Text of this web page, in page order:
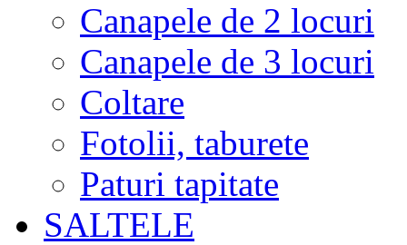
Canapele de 2 locuri
Canapele de 3 locuri
Coltare
Fotolii, taburete
Paturi tapitate
SALTELE